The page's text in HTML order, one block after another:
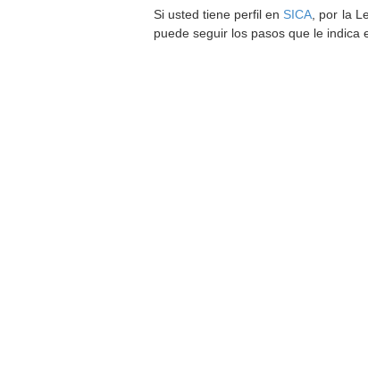
Si usted tiene perfil en SICA , por la
puede seguir los pasos que le indica